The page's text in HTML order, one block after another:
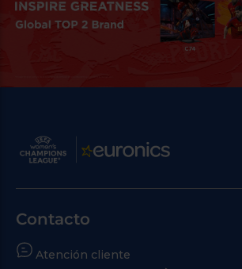
Contacto
Atención cliente